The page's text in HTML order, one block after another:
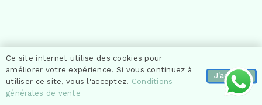
Ce site internet utilise des cookies pour
améliorer votre expérience. Si vous continuez à
utiliser ce site, vous l'acceptez. Conditions
générales de vente
J'accepte